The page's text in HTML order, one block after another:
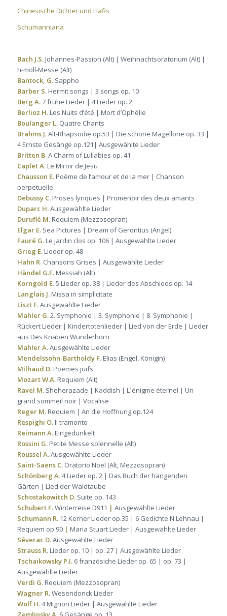
Chinesische Dichter und Hafis
Schumanniana
Bach J.S.Johannes-Passion (Alt) | Weihnachtsoratorium (Alt) |
h-moll-Messe (Alt)
Bantock, G.Sappho
Barber S.Hermit songs | 3 songs op. 10
Berg A.7 frühe Lieder | 4 Lieder op. 2
Berlioz H.Les Nuits d’été | Mort d’Ophélie
Boulanger L.Quatre Chants
Brahms J.Alt-Rhapsodie op.53 | Die schöne Magellone op. 33 |
4 Ernste Gesänge op.121| Ausgewählte Lieder
Britten B.A Charm of Lullabies op. 41
Caplet A.Le Miroir de Jesu
Chausson E.Poème de l’amour et de la mer | Chanson
perpetuelle
Debussy C.Proses lyriques | Promenoir des deux amants
Duparc H.Ausgewählte Lieder
Duruflé M.Requiem (Mezzosopran)
Elgar E.Sea Pictures | Dream of Gerontius (Angel)
Fauré G.Le jardin clos op. 106 | Ausgewählte Lieder
Grieg E.Lieder op. 48
Hahn R. Chansons Grises | Ausgewählte Lieder
Händel G.F.Messiah (Alt)
Korngold E.5 Lieder op. 38 | Lieder des Abschieds op. 14
Langlais J.Missa in simplicitate
Liszt F.Ausgewählte Lieder
Mahler G.2. Symphonie | 3. Symphonie | 8. Symphonie |
Rückert Lieder | Kindertotenlieder | Lied von der Erde | Lieder
aus Des Knaben Wunderhorn
Mahler A.Ausgewählte Lieder
Mendelssohn-Bartholdy F.Elias (Engel, Königin)
Milhaud D.Poemes juifs
Mozart W.A.Requiem (Alt)
Ravel M.Sheherazade | Kaddish | L´énigme éternel | Un
grand sommeil noir | Vocalise
Reger M.Requiem | An die Hoffnung op.124
Respighi O.Il tramonto
Reimann A.Eingedunkelt
Rossini G.Petite Messe solennelle (Alt)
Roussel A.Ausgewählte Lieder
Saint-Saens C.Oratorio Noel (Alt, Mezzosopran)
Schönberg A.4 Lieder op. 2 | Das Buch der hängenden
Gärten | Lied der Waldtaube
Schostakowitch D.Suite op. 143
Schubert F.Winterreise D911 | Ausgewählte Lieder
Schumann R. 12 Kerner Lieder op.35 | 6 Gedichte N.Lehnau |
Requiem op.90| Maria Stuart Lieder | Ausgewählte Lieder
Séverac D.Ausgewählte Lieder
Strauss R.Lieder op. 10 | op. 27 | Ausgewählte Lieder
Tschaikowsky P.I.6 französiche Lieder op. 65 | op. 73 |
Ausgewählte Lieder
Verdi G.Requiem (Mezzosopran)
Wagner R.Wesendonck Lieder
Wolf H.4 Mignon Lieder | Ausgewählte Lieder